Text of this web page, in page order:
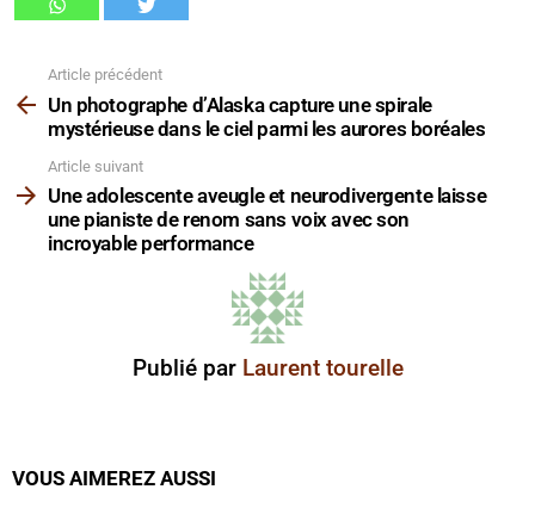
plus
Article précédent
Un photographe d’Alaska capture une spirale
mystérieuse dans le ciel parmi les aurores boréales
Article suivant
Une adolescente aveugle et neurodivergente laisse
une pianiste de renom sans voix avec son
incroyable performance
Publié par Laurent tourelle
VOUS AIMEREZ AUSSI